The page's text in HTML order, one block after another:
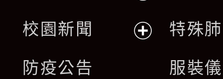
開
校園新聞
防疫公告
特殊
服裝